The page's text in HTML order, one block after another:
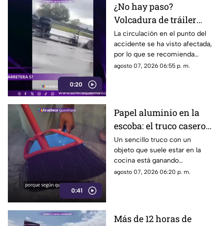
0:20
¿No hay paso?
Volcadura de tráiler
colapsa este punto de la
carretera 57
La circulación en el punto del
accidente se ha visto afectada,
por lo que se recomienda
considerar tiempos de
agosto 07, 2026 06:55 p. m.
0:41
Papel aluminio en la
escoba: el truco casero
que se volvió viral
Un sencillo truco con un
objeto que suele estar en la
cocina está ganando
popularidad entre quienes
agosto 07, 2026 06:20 p. m.
Más de 12 horas de